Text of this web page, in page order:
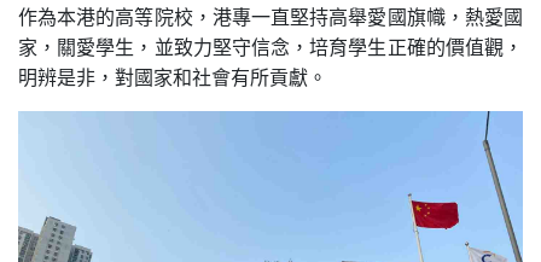
作為本港的高等院校，港專一直堅持高舉愛國旗幟，熱愛國
家，關愛學生，並致力堅守信念，培育學生正確的價值觀，
明辨是非，對國家和社會有所貢獻。